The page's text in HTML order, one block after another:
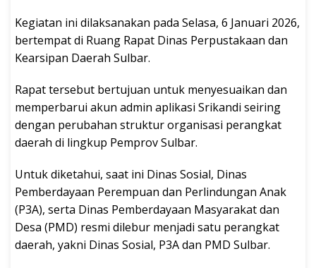
Kegiatan ini dilaksanakan pada Selasa, 6 Januari 2026,
bertempat di Ruang Rapat Dinas Perpustakaan dan
Kearsipan Daerah Sulbar.
Rapat tersebut bertujuan untuk menyesuaikan dan
memperbarui akun admin aplikasi Srikandi seiring
dengan perubahan struktur organisasi perangkat
daerah di lingkup Pemprov Sulbar.
Untuk diketahui, saat ini Dinas Sosial, Dinas
Pemberdayaan Perempuan dan Perlindungan Anak
(P3A), serta Dinas Pemberdayaan Masyarakat dan
Desa (PMD) resmi dilebur menjadi satu perangkat
daerah, yakni Dinas Sosial, P3A dan PMD Sulbar.